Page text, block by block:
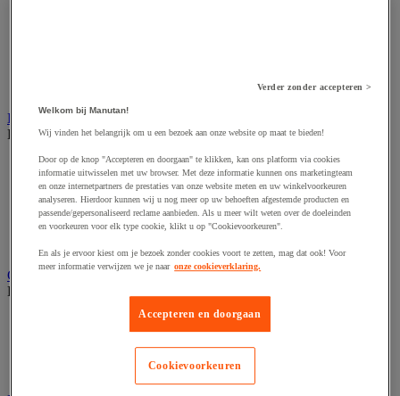
Elektrische toebehoren en verlichting
Bekijk de hele productgroep
Accessoires voor elektrisch schakelpaneel
Batterij, oplader en kabel
Elektrische kabel
Elektrische uitrusting
Verlengsnoer, stekkerdoos en kapelhaspel
Gereedschap opbergen
Bekijk de hele productgroep
Assortimentsdoos en gereedschapkoffer
Gereedschapskist en opbergtas
Gereedschapskoffer en versterkte kist
Verrijdbare werktafel
Verder zonder accepteren >
Welkom bij Manutan!
Wij vinden het belangrijk om u een bezoek aan onze website op maat te bieden!
Door op de knop "Accepteren en doorgaan" te klikken, kan ons platform via cookies
informatie uitwisselen met uw browser. Met deze informatie kunnen ons marketingteam
en onze internetpartners de prestaties van onze website meten en uw winkelvoorkeuren
analyseren. Hierdoor kunnen wij u nog meer op uw behoeften afgestemde producten en
passende/gepersonaliseerd reclame aanbieden. Als u meer wilt weten over de doeleinden
en voorkeuren voor elk type cookie, klikt u op "Cookievoorkeuren".
En als je ervoor kiest om je bezoek zonder cookies voort te zetten, mag dat ook! Voor
meer informatie verwijzen we je naar onze cookieverklaring.
Accepteren en doorgaan
Cookievoorkeuren